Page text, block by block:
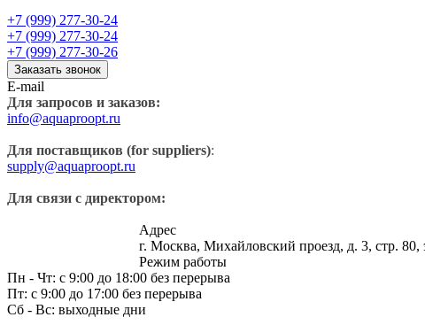
+7 (999) 277-30-24
+7 (999) 277-30-24
+7 (999) 277-30-26
Заказать звонок
E-mail
Для запросов и заказов:
info@aquaproopt.ru
Для поставщиков (for suppliers):
supply@aquaproopt.ru
Для связи с директором:
Адрес
г. Москва, Михайловский проезд, д. 3, стр. 80,
Режим работы
Пн - Чт: с 9:00 до 18:00 без перерыва
Пт: с 9:00 до 17:00 без перерыва
Сб - Вс: выходные дни